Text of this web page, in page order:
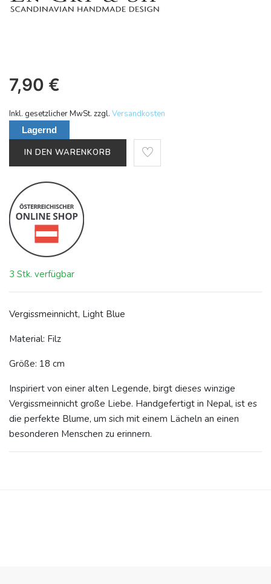
7,90 €
Inkl. gesetzlicher MwSt. zzgl. Versandkosten
Lagernd
IN DEN WARENKORB
3 Stk. verfügbar
Vergissmeinnicht, Light Blue
Material: Filz
Größe: 18 cm
Inspiriert von einer alten Legende, birgt dieses winzige
Vergissmeinnicht große Liebe. Handgefertigt in Nepal, ist es
die perfekte Blume, um sich mit einem Lächeln an einen
besonderen Menschen zu erinnern.